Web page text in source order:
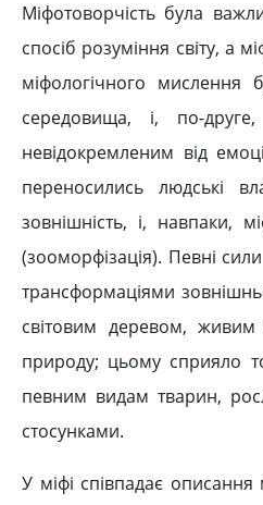
Міфотоворчість була
спосіб розуміння світу, а
міфологічного
середовища, і, по-
невідокремленим від
переносились людські
зовнішність, і, навпаки,
(зооморфізація). Певні
трансформаціями
світовим деревом,
природу; цьому сприяло
певним видам тварин,
стосунками.
У міфі співпадає